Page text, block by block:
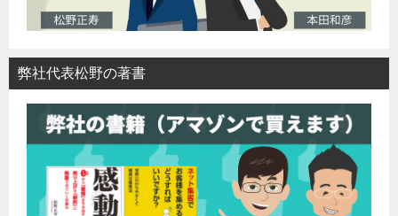
弊社代表松野の著書